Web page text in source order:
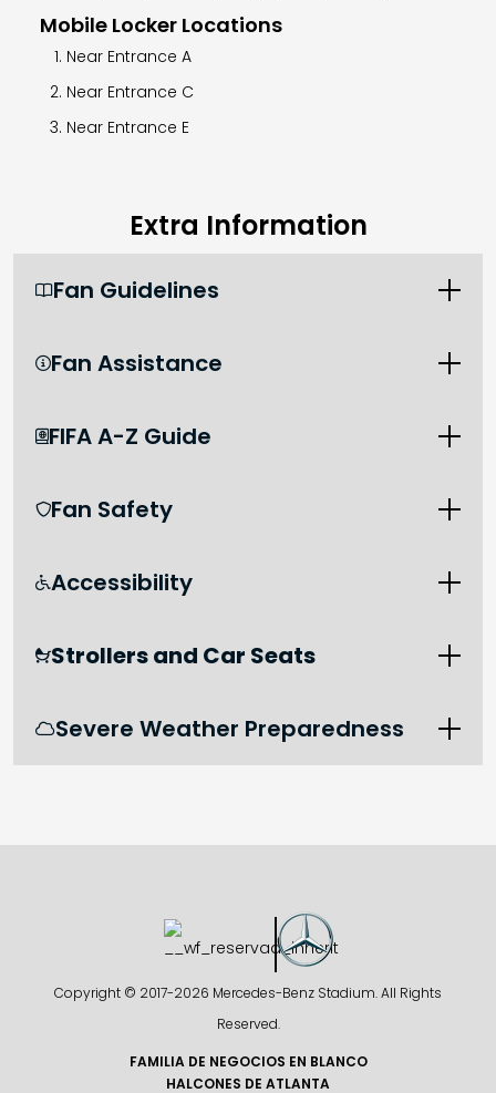
Mobile Locker Locations
Near Entrance A
Near Entrance C
Near Entrance E
Extra Information
 Fan Guidelines
Fan Assistance
FIFA A-Z Guide
Fan Safety
Accessibility
Strollers and Car Seats
Severe Weather Preparedness
Copyright © 2017-2026 Mercedes-Benz Stadium. All Rights
Reserved.
FAMILIA DE NEGOCIOS EN BLANCO
HALCONES DE ATLANTA